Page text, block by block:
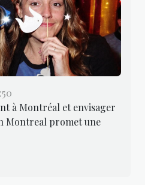
à Montréal et envisager
Montreal promet une